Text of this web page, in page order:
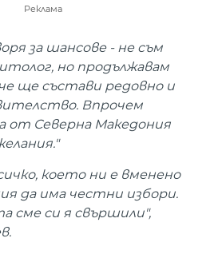
Реклама
за шансове - не съм
но продължавам
ще състави редовно и
Впрочем
от Северна Македония
което ни е вменено
да има честни избори.
сме си я свършили",